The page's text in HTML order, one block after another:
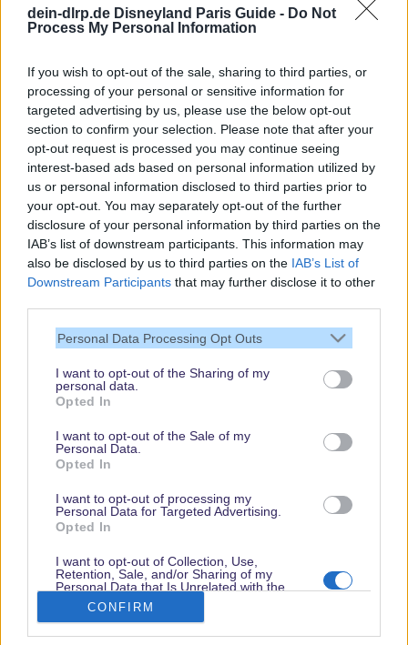
dein-dlrp.de Disneyland Paris Guide - Do Not
Process My Personal Information
If you wish to opt-out of the sale, sharing to third parties, or
processing of your personal or sensitive information for
targeted advertising by us, please use the below opt-out
section to confirm your selection. Please note that after your
opt-out request is processed you may continue seeing
interest-based ads based on personal information utilized by
us or personal information disclosed to third parties prior to
your opt-out. You may separately opt-out of the further
disclosure of your personal information by third parties on the
IAB’s list of downstream participants. This information may
also be disclosed by us to third parties on the IAB’s List of
Downstream Participants that may further disclose it to other
Personal Data Processing Opt Outs
I want to opt-out of the Sharing of my
personal data.
Opted In
I want to opt-out of the Sale of my
Personal Data.
Opted In
I want to opt-out of processing my
Personal Data for Targeted Advertising.
Opted In
I want to opt-out of Collection, Use,
Retention, Sale, and/or Sharing of my
Personal Data that Is Unrelated with the
Purposes for which it was collected.
Opted Out
CONFIRM
Spannende Lesetipps
Gratis und jederzeit kündbar
Vielen Dank,
dass Du unsere
Seite liest.
Schau regelmäßig
Disneyland Paris & Walt Disney World und ist unabhängig von "The Walt
Disney Company", "EuroDisney S.C.A." oder deren Tochter- sowie
Partnerunternehmen.
* Affiliate-Links, ** Ausgewählte Anreisedaten, Hotels und Zimmerkategorien. Es
Impressum|Datenschutzerklärung